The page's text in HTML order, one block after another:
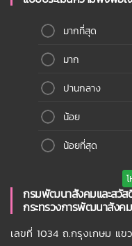
มากที่สุด
มาก
ปานกลาง
น้อย
น้อยที่สุด
กรมพัฒนาสังคมและสวัส
กระทรวงการพัฒนาสังค
เลขที่ 1034 ถ.กรุงเกษม แข